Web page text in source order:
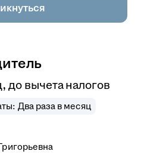
до вычета налогов
Два раза в месяц